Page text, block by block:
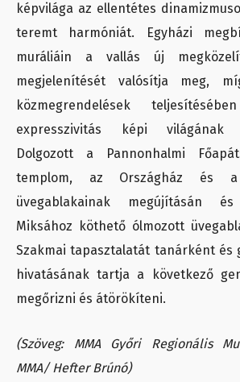
képvilága az ellentétes
teremt harmóniát. Egyházi
muráliáin a vallás új
megjelenítését valósítja meg,
közmegrendelések
expresszivitás képi világának
Dolgozott a Pannonhalmi
templom, az Országház és
üvegablakainak megújításán
Miksához köthető ólmozott
Szakmai tapasztalatát tanárként és
hivatásának tartja a következő
megőrizni és átörökíteni.
(Szöveg: MMA Győri Regionális
MMA/ Hefter Brúnó)